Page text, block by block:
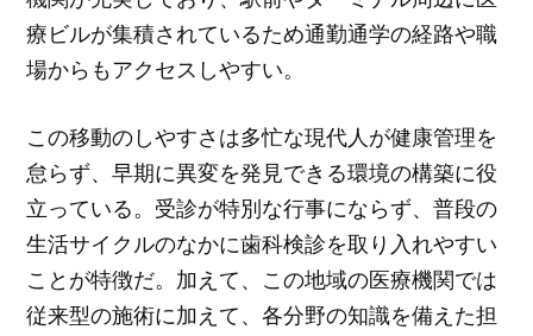
療ビルが集積されているため通勤通学の経路や職
場からもアクセスしやすい。
この移動のしやすさは多忙な現代人が健康管理を
怠らず、早期に異変を発見できる環境の構築に役
立っている。受診が特別な行事にならず、普段の
生活サイクルのなかに歯科検診を取り入れやすい
ことが特徴だ。加えて、この地域の医療機関では
従来型の施術に加えて、各分野の知識を備えた担